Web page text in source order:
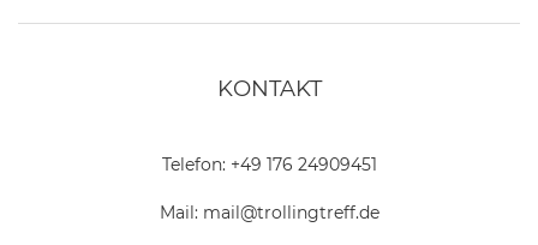
KONTAKT
Telefon: +49 176 24909451
Mail: mail@trollingtreff.de